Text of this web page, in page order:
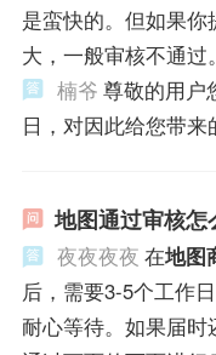
是蛮快的。但如果
大，一般审核不通过。
楠爷 尊敬的用户
日，对因此给您带来
地图通过审核
夜夜夜夜 在地图
后，需要3-5个工作
耐心等待。如果届